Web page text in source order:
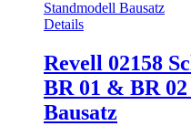
Details
Revell 02158
BR 01 & BR
Bausatz